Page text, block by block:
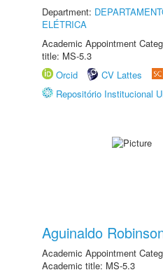
Department:
ELÉTRICA
Academic Appointment
title: MS-5.3
Orcid
CV Lattes
Repositório Institucional
Aguinaldo
Academic Appointment
Academic title: MS-5.3